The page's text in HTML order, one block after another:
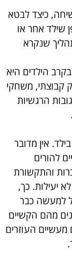
כיצד לבטא
שילד אחר או
שנקרא
הילדים היא
קבוצתי, משחקי
הרגשיות
אין מדובר
להורים
והתקשורת
יעילות. כך,
למעשה כבר
מהם הקשיים
מעשיים העוזרים